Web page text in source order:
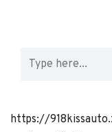
https://